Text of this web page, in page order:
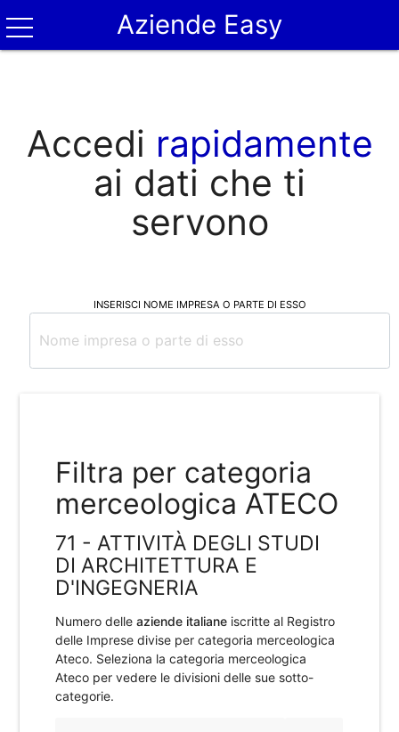
Aziende Easy
Accedi rapidamente
ai dati che ti
servono
INSERISCI NOME IMPRESA O PARTE DI ESSO
Filtra per categoria
merceologica ATECO
71 - ATTIVITÀ DEGLI STUDI
DI ARCHITETTURA E
D'INGEGNERIA
Numero delleaziende italiane iscritte al Registro
delle Imprese divise per categoria merceologica
Ateco. Seleziona la categoria merceologica
Ateco per vedere le divisioni delle sue sotto-
categorie.